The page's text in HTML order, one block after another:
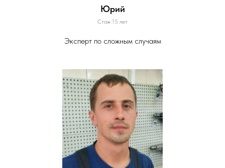
Юрий
Стаж 15 лет
Эксперт по сложным случаям